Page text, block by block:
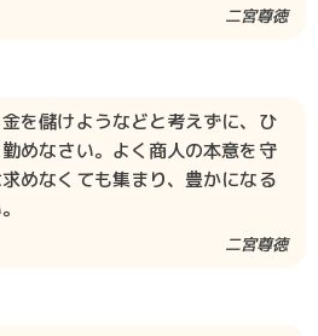
二宮尊徳​​
を儲けようなどと考えずに、ひ
めなさい。よく商人の本意を守
めなくても集まり、豊かになる
二宮尊徳​​